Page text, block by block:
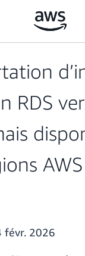
RDS
févr. 2026